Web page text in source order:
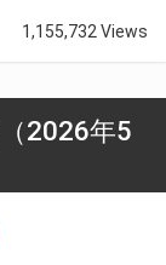
1,155,732 Views
2026年5